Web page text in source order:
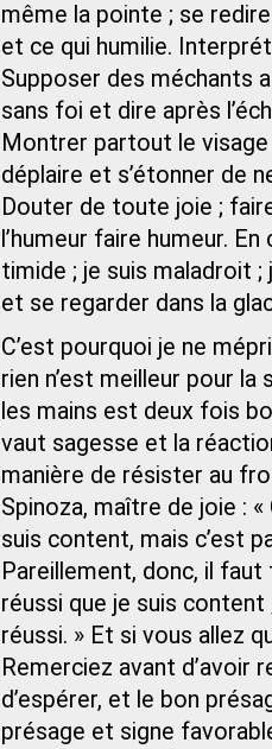
même la pointe ; se
et ce qui humilie.
Supposer des méchants
sans foi et dire après
Montrer partout le visage
déplaire et s’étonner de
Douter de toute joie ;
l’humeur faire humeur.
timide ; je suis maladroit ;
et se regarder dans la
C’est pourquoi je ne
rien n’est meilleur pour
les mains est deux fois
vaut sagesse et la
manière de résister au
Spinoza, maître de joie :
suis content, mais c’est
Pareillement, donc, il faut
réussi que je suis content
réussi. » Et si vous allez
Remerciez avant d’avoir
d’espérer, et le bon
présage et signe